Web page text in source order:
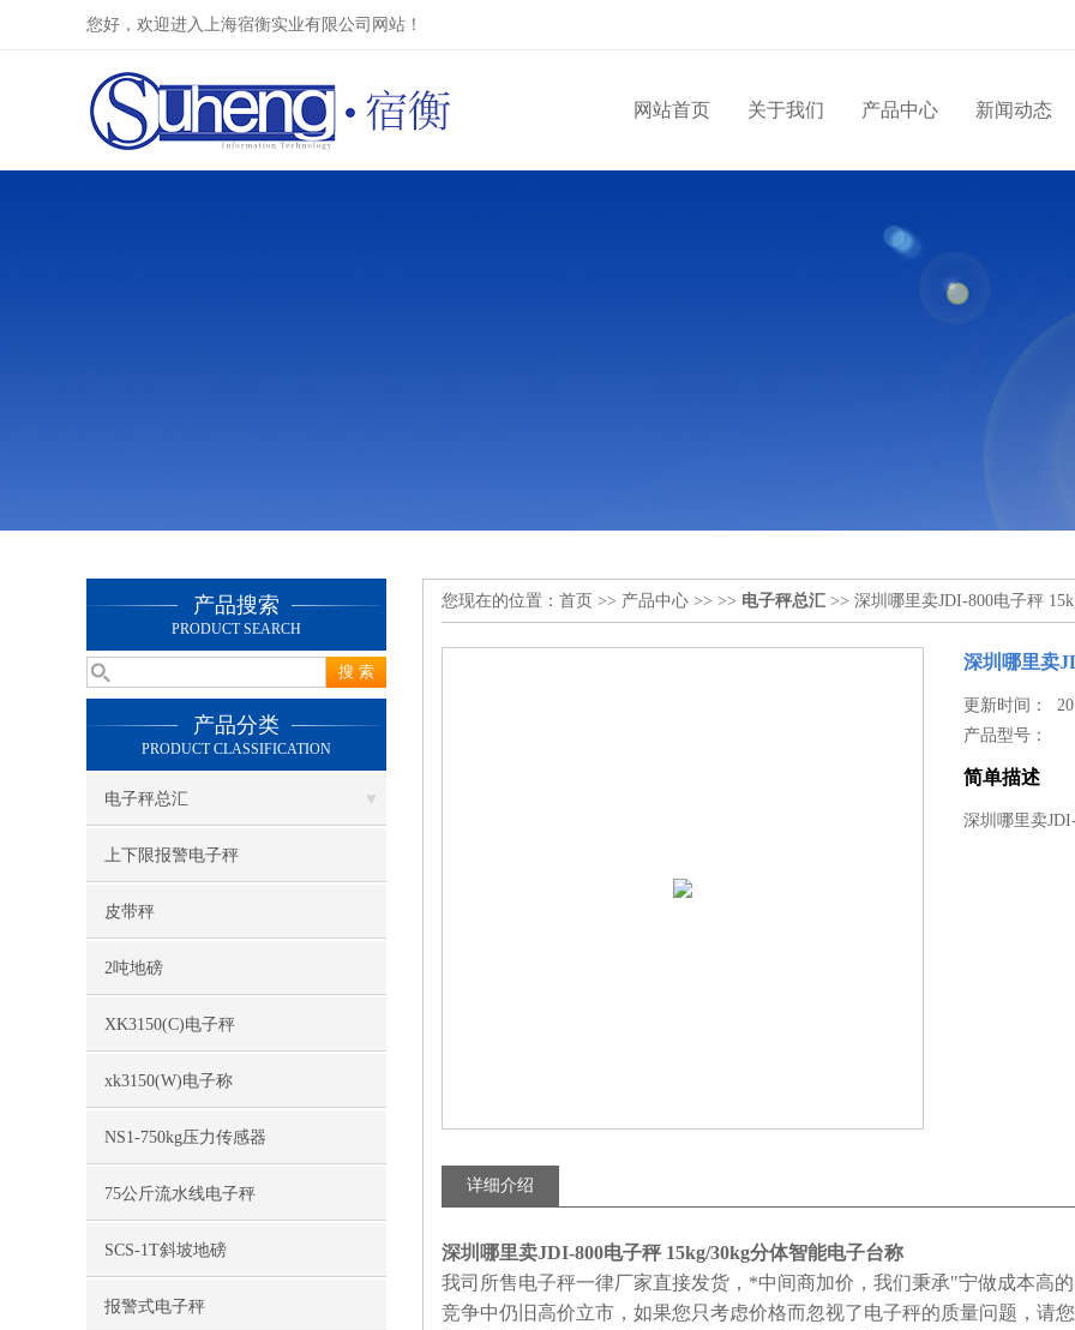
您好，欢迎进入上海宿衡实业有限公司网站！
网站首页 关于我们 产品中心 新闻动态
产品搜索
PRODUCT SEARCH
产品分类
PRODUCT CLASSIFICATION
电子秤总汇
上下限报警电子秤
皮带秤
2吨地磅
XK3150(C)电子秤
xk3150(W)电子称
NS1-750kg压力传感器
75公斤流水线电子秤
SCS-1T斜坡地磅
报警式电子秤
您现在的位置： 首页 >> 产品中心 >> >> 电子秤总汇 >> 深圳哪里卖JDI-800电子秤
深圳哪里卖
更新时间：
产品型号：
简单描述
深圳哪里卖
详细介绍
深圳哪里卖JDI-800电子秤 15kg/30kg分体智能电子台称
我司所售电子秤一律厂家直接发货，*中间商加价，我们秉承"宁做成本高
竞争中仍旧高价立市，如果您只考虑价格而忽视了电子秤的质量问题，请